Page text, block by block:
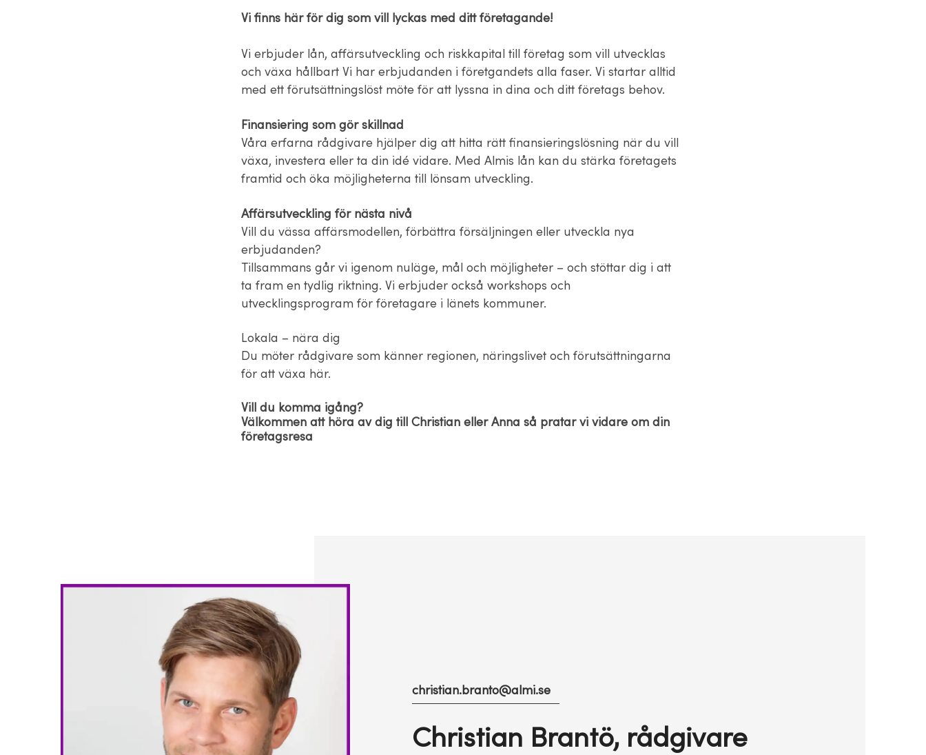
Vi finns här för dig som vill lyckas med ditt företagande!
Vi erbjuder lån, affärsutveckling och riskkapital till företag som vill utvecklas
och växa hållbart Vi har erbjudanden i företgandets alla faser. Vi startar alltid
med ett förutsättningslöst möte för att lyssna in dina och ditt företags behov.
Finansiering som gör skillnad
Våra erfarna rådgivare hjälper dig att hitta rätt finansieringslösning när du vill
växa, investera eller ta din idé vidare. Med Almis lån kan du stärka företagets
framtid och öka möjligheterna till lönsam utveckling.
Affärsutveckling för nästa nivå
Vill du vässa affärsmodellen, förbättra försäljningen eller utveckla nya
erbjudanden?
Tillsammans går vi igenom nuläge, mål och möjligheter – och stöttar dig i att
ta fram en tydlig riktning. Vi erbjuder också workshops och
utvecklingsprogram för företagare i länets kommuner.
Lokala – nära dig
Du möter rådgivare som känner regionen, näringslivet och förutsättningarna
för att växa här.
Vill du komma igång?
Välkommen att höra av dig till Christian eller Anna så pratar vi vidare om din
företagsresa
christian.branto@almi.se
Christian Brantö, rådgivare